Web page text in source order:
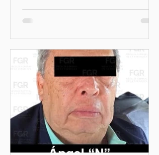
de Puebla (FGE) sostuvo una
reunión de trabajo con
organizaciones nacionales e
internacionales dedicadas a
la defensa de la libertad
de expresión y la
protección de periodistas.